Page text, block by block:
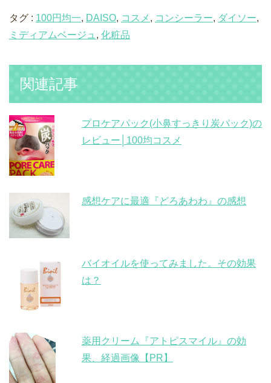
タグ : 100円均一, DAISO, コスメ , コンシーラー, ダイソー,
ミディアムベージュ , 化粧品
関連記事
プロケアパック(小鼻すっきり炭パック)の
レビュー│100均コスメ
感想ケアに最適『どろあわわ』の感想
バイオイルを使ってみました。その効果
は？
薬用クリーム『アトピスマイル』の効
果、経過画像【PR】